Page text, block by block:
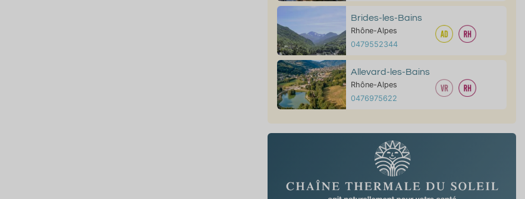
Brides-les-Bains
Rhône-Alpes
0479552344
Allevard-les-Bains
Rhône-Alpes
0476975622